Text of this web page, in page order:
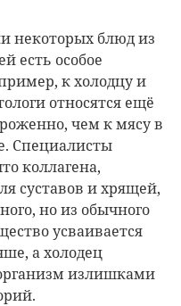
некоторых блюд из
есть особое
к холодцу и
относятся ещё
чем к мясу в
Специалисты
коллагена,
суставов и хрящей,
но из обычного
усваивается
а холодец
излишками